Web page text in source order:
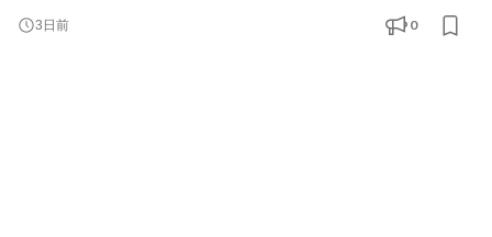
のディレクション業務からスタートし、実務を通じてSNSマーケ
ティングの基礎を習得。 半年〜1年を目安に、担当クライアント
3日前 0